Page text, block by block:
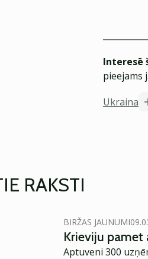
Interesē
pieejams
Ukraina
RAKSTI
BIRŽAS JAUNUMI
Krieviju pamet
Aptuveni 300